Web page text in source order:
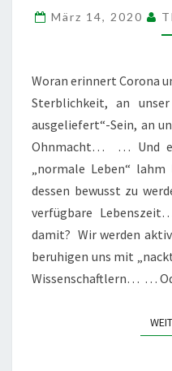
März 14, 2020
Woran erinnert Corona
Sterblichkeit, an
ausgeliefert“-Sein, an
Ohnmacht… … Und
„normale Leben“
dessen bewusst zu
verfügbare
damit? Wir werden
beruhigen uns mit
Wissenschaftlern… …